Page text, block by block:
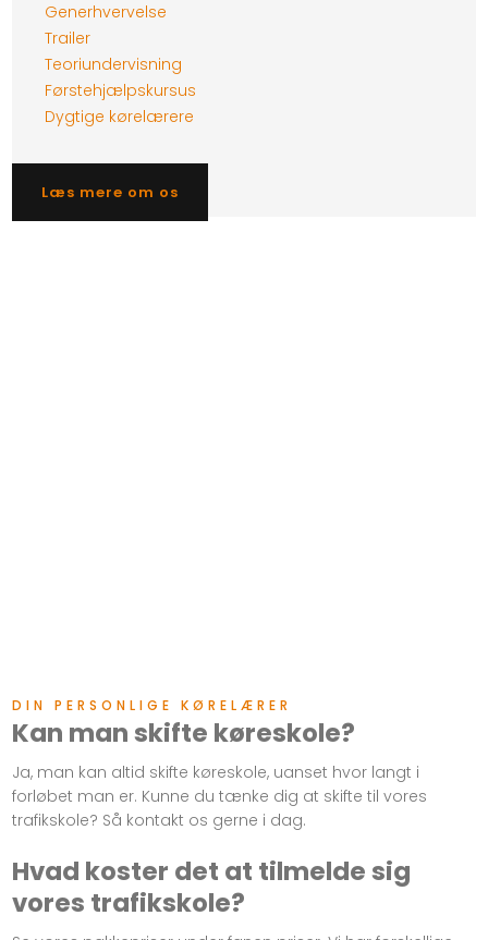
Generhvervelse
Trailer
Teoriundervisning
Førstehjælpskursus
Dygtige kørelærere
Læs mere om os
DIN PERSONLIGE KØRELÆRE​R
Kan man skifte køreskole?
Ja, man kan altid skifte køreskole, uanset hvor langt i
forløbet man er. Kunne du tænke dig at skifte til vores
trafikskole? Så kontakt os gerne i dag.
Hvad​ koster det at tilmelde sig
vores trafikskole?